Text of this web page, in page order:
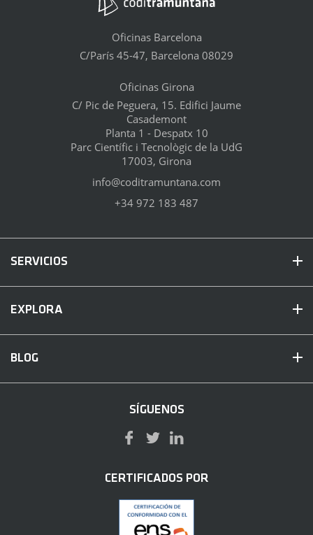
Oficinas Barcelona
C/París 45-47, Barcelona 08029
Oficinas Girona
C/ Pic de Peguera, 15. Edifici Jaume
Casademont
Planta 1 - Despatx 10
Parc Científic i Tecnològic de la UdG
17003, Girona
info@coditramuntana.com
+34 972 183 487
SERVICIOS
EXPLORA
BLOG
SÍGUENOS
CERTIFICADOS POR